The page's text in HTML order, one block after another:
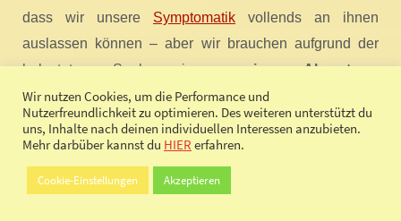
dass wir unsere Symptomatik vollends an ihnen
auslassen können – aber wir brauchen aufgrund der
belasteten Seele einegewisse Akzeptanz,
Verständnisund vielleicht auchHilfestellung
diesenpositiven Wertenwird es auch uns leichter
fallen, eine korrekteLoyalitätaufzubauen.
Wir nutzen Cookies, um die Performance und
Nutzerfreundlichkeit zu optimieren. Des weiteren unterstützt du
uns, Inhalte nach deinen individuellen Interessen anzubieten.
Mehr darbüber kannst du HIER erfahren.
Cookie-Einstellungen Akzeptieren